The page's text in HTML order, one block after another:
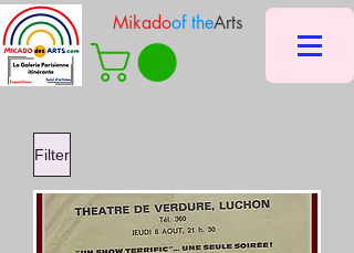
Mikadoof theArts
Filter